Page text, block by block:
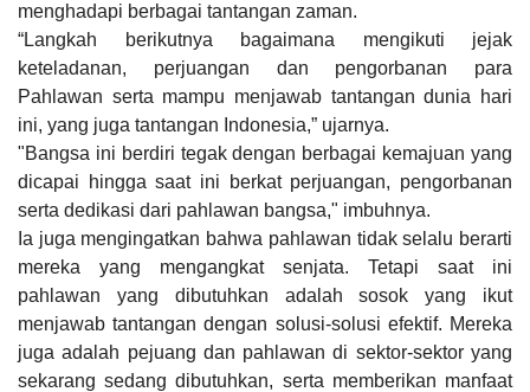
menghadapi berbagai tantangan zaman.
“Langkah berikutnya bagaimana mengikuti jejak
keteladanan, perjuangan dan pengorbanan para
Pahlawan serta mampu menjawab tantangan dunia hari
ini, yang juga tantangan Indonesia,” ujarnya.
"Bangsa ini berdiri tegak dengan berbagai kemajuan yang
dicapai hingga saat ini berkat perjuangan, pengorbanan
serta dedikasi dari pahlawan bangsa," imbuhnya.
Ia juga mengingatkan bahwa pahlawan tidak selalu berarti
mereka yang mengangkat senjata. Tetapi saat ini
pahlawan yang dibutuhkan adalah sosok yang ikut
menjawab tantangan dengan solusi-solusi efektif. Mereka
juga adalah pejuang dan pahlawan di sektor-sektor yang
sekarang sedang dibutuhkan, serta memberikan manfaat